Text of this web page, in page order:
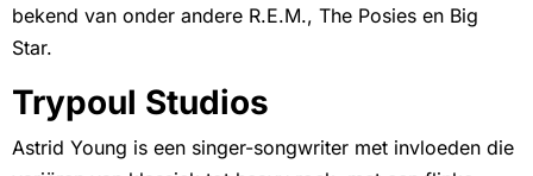
bekend van onder andere R.E.M., The Posies en Big
Star.
Trypoul Studios
Astrid Young is een singer-songwriter met invloeden die